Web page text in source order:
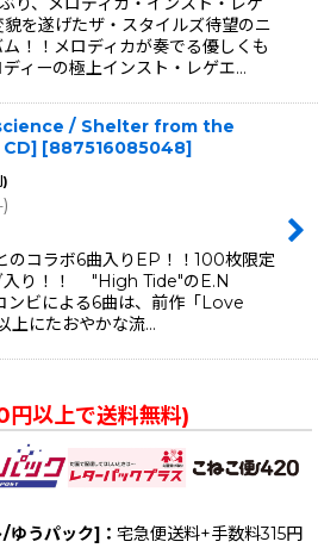
を遂げたザ・スタイルズ待望のニ
！！メロディカが奏でる優しくも
ィーの極上インスト・レゲエ…
/ Shelter from the
[887516085048]
)
)
コラボ6曲入りEP！！100枚限定
入り！！ "High Tide"のE.N
ビによる6曲は、前作「Love
上にたおやかな流…
以上で送料無料)
ゆうパック]： 宅急便送料+手数料315円